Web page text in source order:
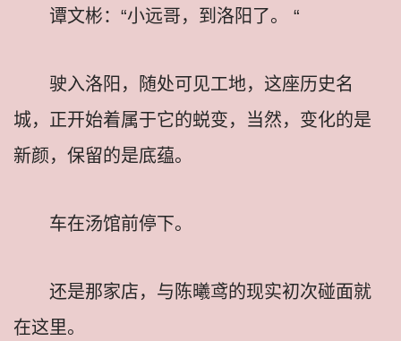
谭文彬：“小远哥，到洛阳了。 “
驶入洛阳，随处可见工地，这座历史名
城，正开始着属于它的蜕变，当然，变化的是
新颜，保留的是底蕴。
车在汤馆前停下。
还是那家店，与陈曦鸢的现实初次碰面就
在这里。